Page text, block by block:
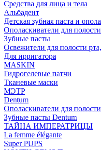
Средства для лица и тела
Альбадент
Детская зубная паста и
Ополаскиватели для
Зубные пасты
Освежители для полости
Для ирригатора
MASKIN
Гидрогелевые патчи
Тканевые маски
МЭТР
Dentum
Ополаскиватели для
Зубные пасты Dentum
ТАЙНА ИМПЕРАТРИЦЫ
La femme élégante
Super PUPS